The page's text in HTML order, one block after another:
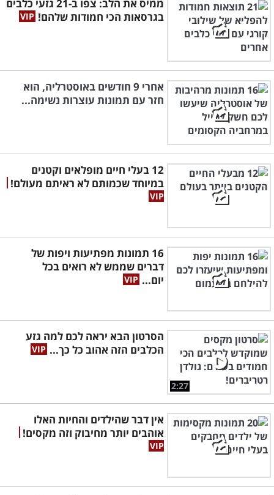
ממיס את הלב: צפו ב-21 גזעי כלבים
בגרסאות הכי חמודות שלהם!
אחרי 9 חודשים באוסטרליה, הוא
חזר עם תמונות עוצרות נשימה...
12 בעלי חיים מופלאים וקטנים
במיוחד שכמותם לא ראיתם מעולם!
16 תמונות מפתיעות ויפות של
דברים שממש לא רואים בכל
יום...
2:27
הסרטון הבא יראה לכם למה גזע
הכלבים הזה אהוב כל כך...
אין דבר שהילדים והחיות האלו
אוהבים יותר מחיבוק וזה מקסים!